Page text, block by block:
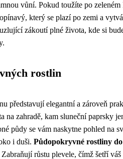
vůní. Pokud toužíte po zeleném
který se plazí po zemi a
zákoutí plné života, kde si
rostlin
představují elegantní a zároveň
na zahradě, kam sluneční paprsky
půdy se vám naskytne pohled na
i duši. Půdopokryvné rostliny
růstu plevele, čímž šetří váš